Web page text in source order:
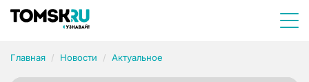
Главная Новости Актуальное